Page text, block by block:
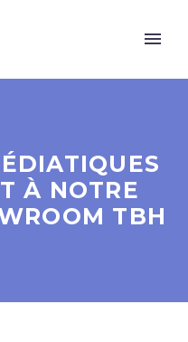
À NOTRE
TBH